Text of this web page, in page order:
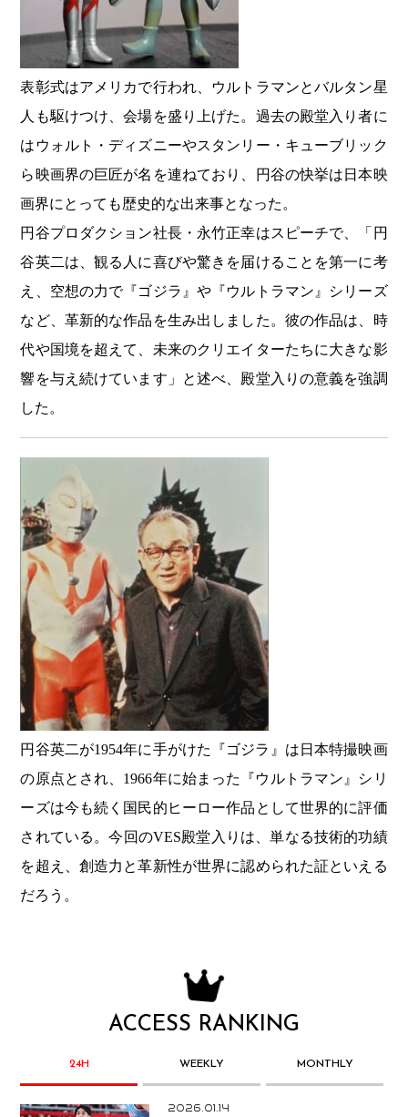
表彰式はアメリカで行われ、ウルトラマンとバルタン星
人も駆けつけ、会場を盛り上げた。過去の殿堂入り者に
はウォルト・ディズニーやスタンリー・キューブリック
ら映画界の巨匠が名を連ねており、円谷の快挙は日本映
画界にとっても歴史的な出来事となった。
円谷プロダクション社長・永竹正幸はスピーチで、「円
谷英二は、観る人に喜びや驚きを届けることを第一に考
え、空想の力で『ゴジラ』や『ウルトラマン』シリーズ
など、革新的な作品を生み出しました。彼の作品は、時
代や国境を超えて、未来のクリエイターたちに大きな影
響を与え続けています」と述べ、殿堂入りの意義を強調
した。
円谷英二が1954年に手がけた『ゴジラ』は日本特撮映画
の原点とされ、1966年に始まった『ウルトラマン』シリ
ーズは今も続く国民的ヒーロー作品として世界的に評価
されている。今回のVES殿堂入りは、単なる技術的功績
を超え、創造力と革新性が世界に認められた証といえる
だろう。
ACCESS RANKING
24H WEEKLY MONTHLY
2026.01.14